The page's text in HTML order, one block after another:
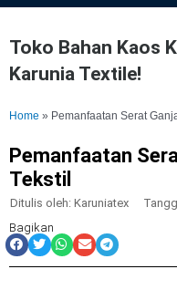
Toko Bahan Kaos
Karunia Textile!
Home » Pemanfaatan Serat
Pemanfaatan
Tekstil
Ditulis oleh: Karuniatex
Bagikan